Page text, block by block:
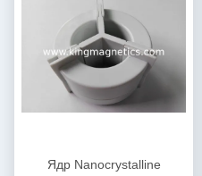
Ядр Nanocrystalline